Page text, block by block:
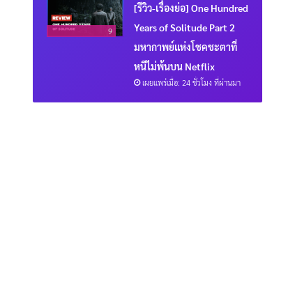
9
[รีวิว-เรื่องย่อ] One Hundred
Years of Solitude Part 2
มหากาพย์แห่งโชคชะตาที่
หนีไม่พ้นบน Netflix
เผยแพร่เมื่อ: 24 ชั่วโมง ที่ผ่านมา